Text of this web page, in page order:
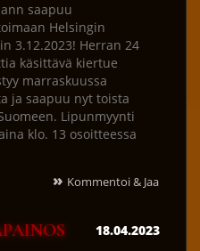
saapuu
Helsingin
3.12.2023! Herran 24
käsittävä kiertue
marraskuussa
ja saapuu nyt toista
Lipunmyynti
klo. 13 osoitteessa
» Kommentoi & Jaa
18.04.2023